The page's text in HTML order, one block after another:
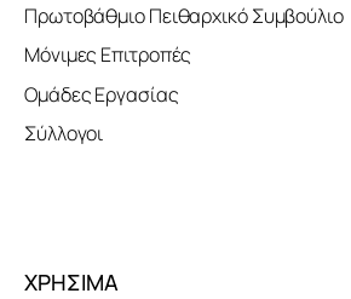
Πρωτοβάθμιο Πειθαρχικό Συμβούλιο
Μόνιμες Επιτροπές
Ομάδες Εργασίας
Σύλλογοι
ΧΡΗΣΙΜΑ